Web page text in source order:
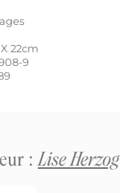
22cm
9
: Lise Herzog